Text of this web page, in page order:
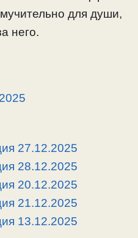
для души,
него.
27.12.2025
28.12.2025
20.12.2025
21.12.2025
13.12.2025